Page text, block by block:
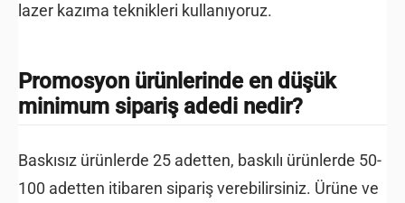
lazer kazıma teknikleri kullanıyoruz.
Promosyon ürünlerinde en düşük
minimum sipariş adedi nedir?
Baskısız ürünlerde 25 adetten, baskılı ürünlerde 50-
100 adetten itibaren sipariş verebilirsiniz. Ürüne ve